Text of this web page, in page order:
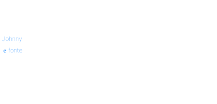
Johnny
fonte